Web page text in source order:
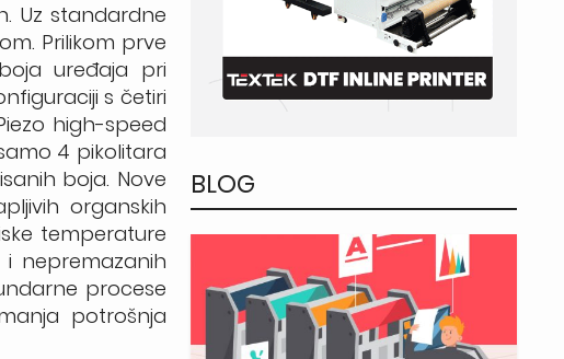
Uz standardne
Prilikom prve
uređaja pri
s četiri
high-speed
4 pikolitara
boja. Nove
organskih
temperature
nepremazanih
procese
potrošnja
BLOG